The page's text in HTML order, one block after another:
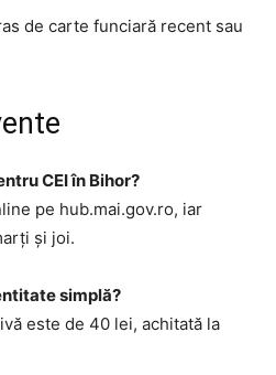
de carte funciară recent sau
CEI în Bihor?
pe hub.mai.gov.ro, iar
și joi.
simplă?
este de 40 lei, achitată la